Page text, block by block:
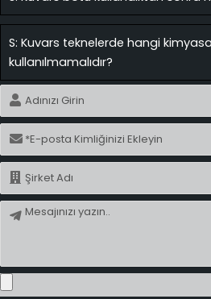
S: Kuvars teknelerde hangi
kullanılmamalıdır?
İsim
E-
posta
İsim
Mesaj